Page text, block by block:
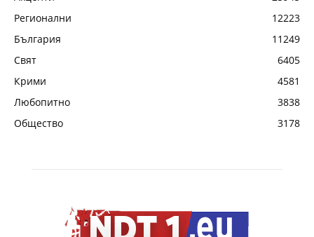
Регионални
12223
България
11249
Свят
6405
Крими
4581
Любопитно
3838
Общество
3178